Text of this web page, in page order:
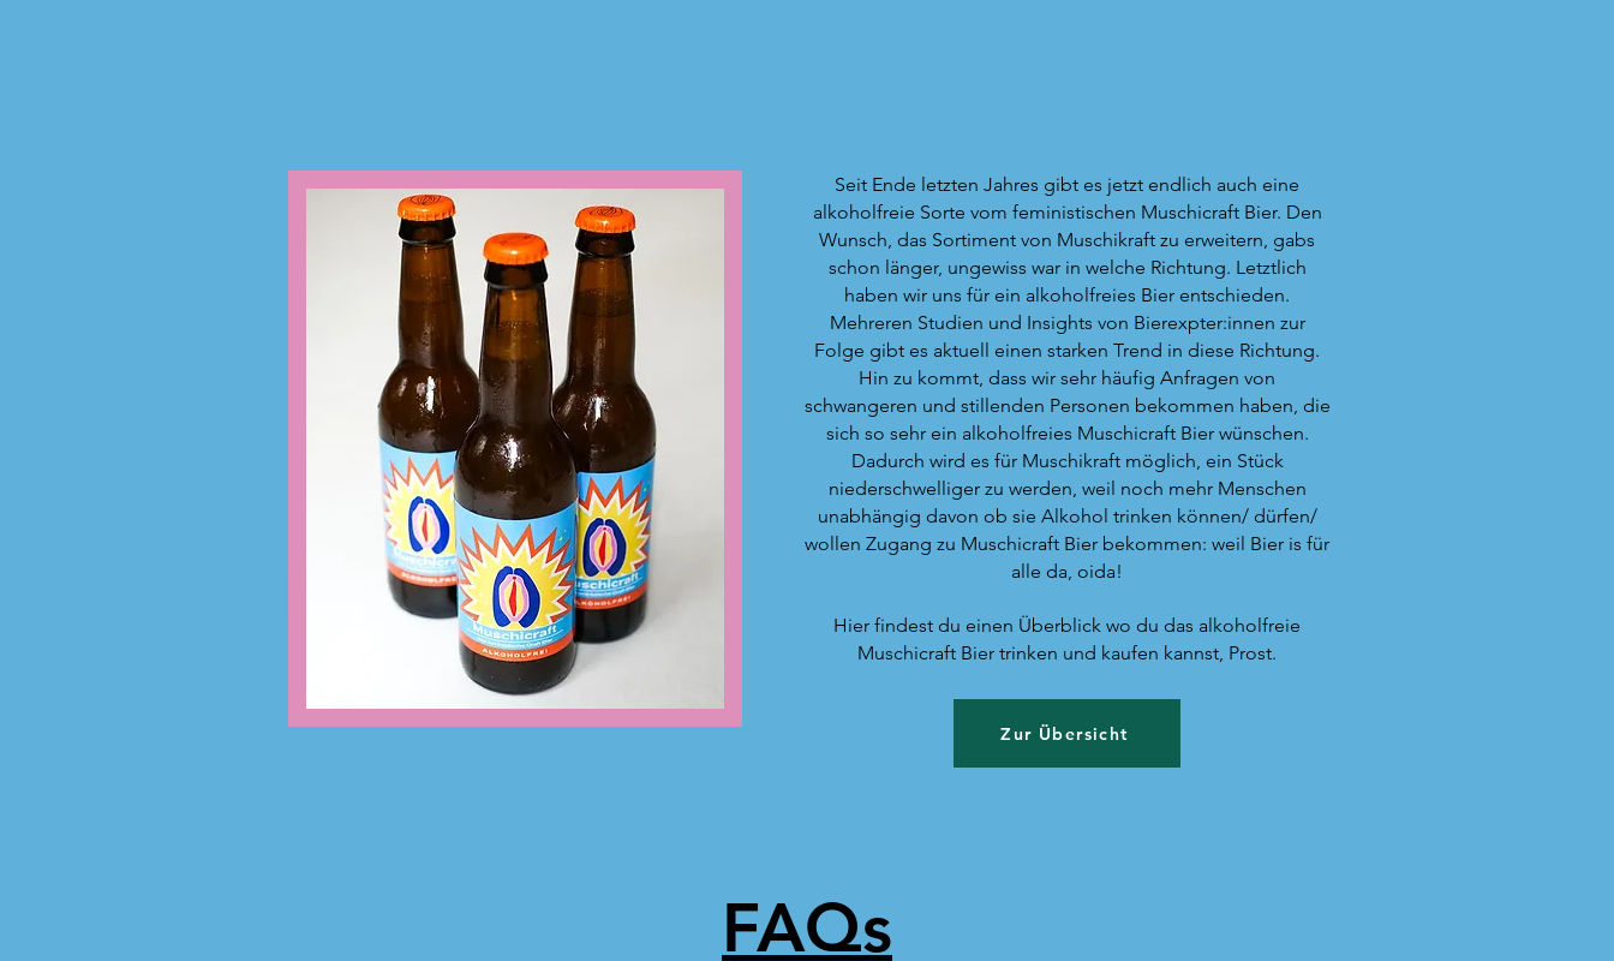
Seit Ende letzten Jahres gibt es jetzt endlich auch eine
alkoholfreie Sorte vom feministischen Muschicraft Bier. Den
Wunsch, das Sortiment von Muschikraft zu erweitern, gabs
schon länger, ungewiss war in welche Richtung. Letztlich
haben wir uns für ein alkoholfreies Bier entschieden.
Mehreren Studien und Insights von Bierexpter:innen zur
Folge gibt es aktuell einen starken Trend in diese Richtung.
Hin zu kommt, dass wir sehr häufig Anfragen von
schwangeren und stillenden Personen bekommen haben, die
sich so sehr ein alkoholfreies Muschicraft Bier wünschen.
Dadurch wird es für Muschikraft möglich, ein Stück
niederschwelliger zu werden, weil noch mehr Menschen
unabhängig davon ob sie Alkohol trinken können/ dürfen/
wollen Zugang zu Muschicraft Bier bekommen: weil Bier is für
alle da, oida!
Hier findest du einen Überblick wo du das alkoholfreie
Muschicraft Bier trinken und kaufen kannst, Prost.
Zur Übersicht
FAQs